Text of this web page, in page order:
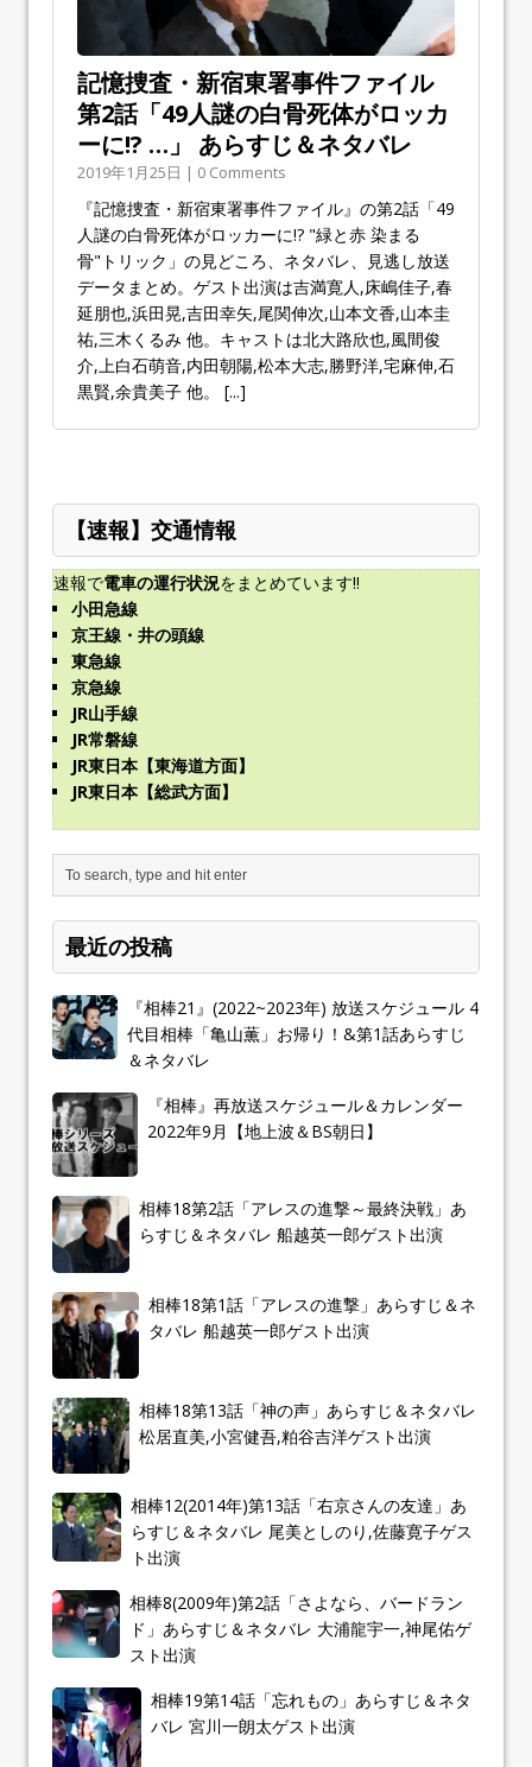
記憶捜査・新宿東署事件ファイル
第2話「49人謎の白骨死体がロッカ
ーに!? …」 あらすじ＆ネタバレ
2019年1月25日 | 0 Comments
『記憶捜査・新宿東署事件ファイル』の第2話「49
人謎の白骨死体がロッカーに!? "緑と赤 染まる
骨"トリック」の見どころ、ネタバレ、見逃し放送
データまとめ。ゲスト出演は吉満寛人,床嶋佳子,春
延朋也,浜田晃,吉田幸矢,尾関伸次,山本文香,山本圭
祐,三木くるみ 他。キャストは北大路欣也,風間俊
介,上白石萌音,内田朝陽,松本大志,勝野洋,宅麻伸,石
黒賢,余貴美子 他。 [...]
【速報】交通情報
速報で電車の運行状況をまとめています!!
小田急線
京王線・井の頭線
東急線
京急線
JR山手線
JR常磐線
JR東日本【東海道方面】
JR東日本【総武方面】
最近の投稿
『相棒21』(2022~2023年) 放送スケジュール 4
代目相棒「亀山薫」お帰り！&第1話あらすじ
＆ネタバレ
『相棒』再放送スケジュール＆カレンダー
2022年9月【地上波＆BS朝日】
相棒18第2話「アレスの進撃～最終決戦」あ
らすじ＆ネタバレ 船越英一郎ゲスト出演
相棒18第1話「アレスの進撃」あらすじ＆ネ
タバレ 船越英一郎ゲスト出演
相棒18第13話「神の声」あらすじ＆ネタバレ
松居直美,小宮健吾,粕谷吉洋ゲスト出演
相棒12(2014年)第13話「右京さんの友達」あ
らすじ＆ネタバレ 尾美としのり,佐藤寛子ゲス
ト出演
相棒8(2009年)第2話「さよなら、バードラン
ド」あらすじ＆ネタバレ 大浦龍宇一,神尾佑ゲ
スト出演
相棒19第14話「忘れもの」あらすじ＆ネタ
バレ 宮川一朗太ゲスト出演